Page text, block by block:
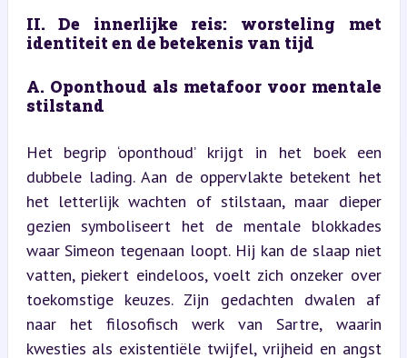
II. De innerlijke reis: worsteling met
identiteit en de betekenis van tijd
A. Oponthoud als metafoor voor mentale
stilstand
Het begrip ‘oponthoud’ krijgt in het boek een
dubbele lading. Aan de oppervlakte betekent het
het letterlijk wachten of stilstaan, maar dieper
gezien symboliseert het de mentale blokkades
waar Simeon tegenaan loopt. Hij kan de slaap niet
vatten, piekert eindeloos, voelt zich onzeker over
toekomstige keuzes. Zijn gedachten dwalen af
naar het filosofisch werk van Sartre, waarin
kwesties als existentiële twijfel, vrijheid en angst